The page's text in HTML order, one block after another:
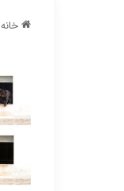
خانه